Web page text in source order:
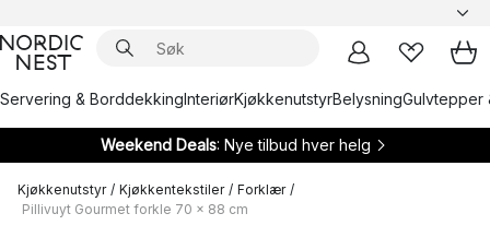
Servering & BorddekkingInteriørKjøkkenutstyrBelysningGulvtepper
Weekend Deals: Nye tilbud hver helg
Kjøkkenutstyr / Kjøkkentekstiler / Forklær /
Pillivuyt Gourmet forkle 70 x 88 cm